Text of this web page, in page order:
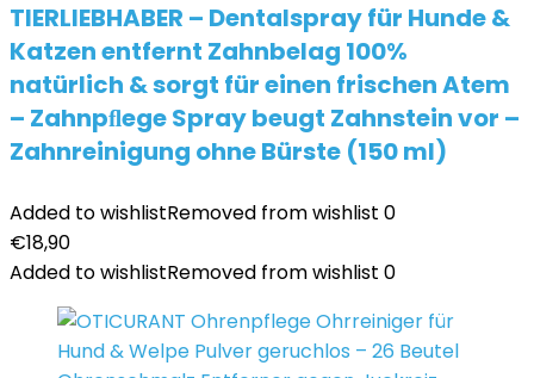
TIERLIEBHABER – Dentalspray für Hunde &
Katzen entfernt Zahnbelag 100%
natürlich & sorgt für einen frischen Atem
– Zahnpﬂege Spray beugt Zahnstein vor –
Zahnreinigung ohne Bürste (150 ml)
Added to wishlistRemoved from wishlist 0
€18,90
Added to wishlistRemoved from wishlist 0